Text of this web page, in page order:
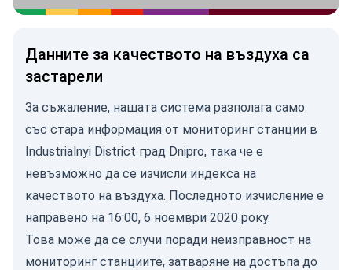
Данните за качеството на въздуха са
застарели
За съжаление, нашата система разполага само
със стара информация от мониторинг станции в
Industrialnyi District град Dnipro, така че е
невъзможно да се изчисли индекса на
качеството на въздуха. Последното изчисление е
направено на 16:00, 6 ноември 2020 року.
Това може да се случи поради неизправност на
мониторинг станциите, затваряне на достъпа до